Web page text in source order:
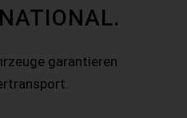
garantieren